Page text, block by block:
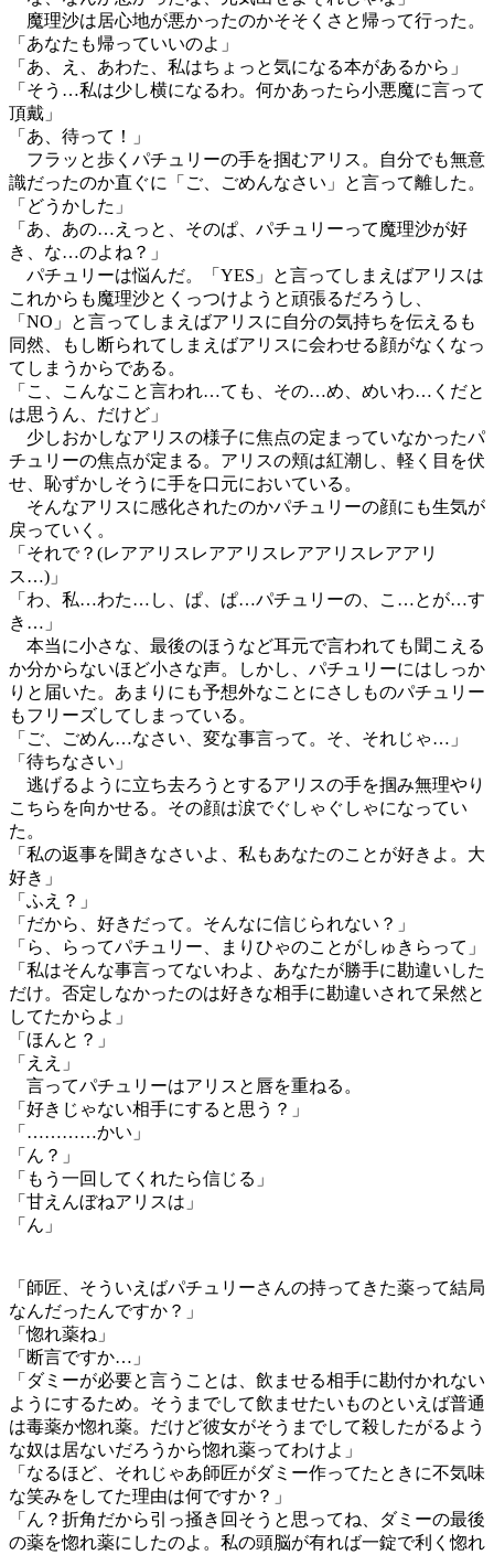
魔理沙は居心地が悪かったのかそそくさと帰って行った。
「あなたも帰っていいのよ」
「あ、え、あわた、私はちょっと気になる本があるから」
「そう…私は少し横になるわ。何かあったら小悪魔に言って
頂戴」
「あ、待って！」
フラッと歩くパチュリーの手を掴むアリス。自分でも無意
識だったのか直ぐに「ご、ごめんなさい」と言って離した。
「どうかした」
「あ、あの…えっと、そのぱ、パチュリーって魔理沙が好
き、な…のよね？」
パチュリーは悩んだ。「YES」と言ってしまえばアリスは
これからも魔理沙とくっつけようと頑張るだろうし、
「NO」と言ってしまえばアリスに自分の気持ちを伝えるも
同然、もし断られてしまえばアリスに会わせる顔がなくなっ
てしまうからである。
「こ、こんなこと言われ…ても、その…め、めいわ…くだと
は思うん、だけど」
少しおかしなアリスの様子に焦点の定まっていなかったパ
チュリーの焦点が定まる。アリスの頬は紅潮し、軽く目を伏
せ、恥ずかしそうに手を口元においている。
そんなアリスに感化されたのかパチュリーの顔にも生気が
戻っていく。
「それで？(レアアリスレアアリスレアアリスレアアリ
ス…)」
「わ、私…わた…し、ぱ、ぱ…パチュリーの、こ…とが…す
き…」
本当に小さな、最後のほうなど耳元で言われても聞こえる
か分からないほど小さな声。しかし、パチュリーにはしっか
りと届いた。あまりにも予想外なことにさしものパチュリー
もフリーズしてしまっている。
「ご、ごめん…なさい、変な事言って。そ、それじゃ…」
「待ちなさい」
逃げるように立ち去ろうとするアリスの手を掴み無理やり
こちらを向かせる。その顔は涙でぐしゃぐしゃになってい
た。
「私の返事を聞きなさいよ、私もあなたのことが好きよ。大
好き」
「ふえ？」
「だから、好きだって。そんなに信じられない？」
「ら、らってパチュリー、まりひゃのことがしゅきらって」
「私はそんな事言ってないわよ、あなたが勝手に勘違いした
だけ。否定しなかったのは好きな相手に勘違いされて呆然と
してたからよ」
「ほんと？」
「ええ」
言ってパチュリーはアリスと唇を重ねる。
「好きじゃない相手にすると思う？」
「…………かい」
「ん？」
「もう一回してくれたら信じる」
「甘えんぼねアリスは」
「ん」
「師匠、そういえばパチュリーさんの持ってきた薬って結局
なんだったんですか？」
「惚れ薬ね」
「断言ですか…」
「ダミーが必要と言うことは、飲ませる相手に勘付かれない
ようにするため。そうまでして飲ませたいものといえば普通
は毒薬か惚れ薬。だけど彼女がそうまでして殺したがるよう
な奴は居ないだろうから惚れ薬ってわけよ」
「なるほど、それじゃあ師匠がダミー作ってたときに不気味
な笑みをしてた理由は何ですか？」
「ん？折角だから引っ掻き回そうと思ってね、ダミーの最後
の薬を惚れ薬にしたのよ。私の頭脳が有れば一錠で利く惚れ